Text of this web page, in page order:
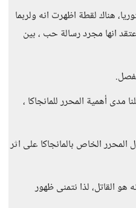
هناك لقطة اظهرت انه ولربما
انها مجرد رسالة حب ، بين
أهمية المحرر للمانجاكا ،
المحرر الخاص بالمانجاكا على اثر
هو القاتل، لذا نتمنى ظهور